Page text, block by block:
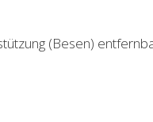
(Besen)